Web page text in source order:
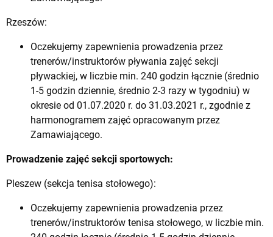
Rzeszów:
Oczekujemy zapewnienia prowadzenia przez
trenerów/instruktorów pływania zajęć sekcji
pływackiej, w liczbie min. 240 godzin łącznie (średnio
1-5 godzin dziennie, średnio 2-3 razy w tygodniu) w
okresie od 01.07.2020 r. do 31.03.2021 r., zgodnie z
harmonogramem zajęć opracowanym przez
Zamawiającego.
Prowadzenie zajęć sekcji sportowych:
Pleszew (sekcja tenisa stołowego):
Oczekujemy zapewnienia prowadzenia przez
trenerów/instruktorów tenisa stołowego, w liczbie min.